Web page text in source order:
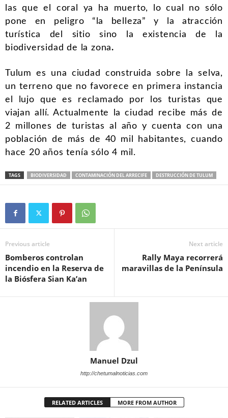
las que el coral ya ha muerto, lo cual no sólo
pone en peligro “la belleza” y la atracción
turística del sitio sino
la existencia de la
biodiversidad de la zona.
Tulum es una ciudad construida sobre la selva,
un terreno que no favorece en primera instancia
el lujo que es reclamado por los turistas que
viajan allí. Actualmente la ciudad recibe más de
2 millones de turistas al año y cuenta con una
población de más de 40 mil habitantes, cuando
hace 20 años tenía sólo 4 mil.
TAGS BIODIVERSIDAD CONTAMINACIÓN DEL ARRECIFE DESTRUCCIÓN DE TULUM
Previous article
Bomberos controlan
incendio en la Reserva de
la Biósfera Sian Ka’an
Next article
Rally Maya recorrerá
maravillas de la Península
Manuel Dzul
http://chetumalnoticias.com
RELATED ARTICLES MORE FROM AUTHOR